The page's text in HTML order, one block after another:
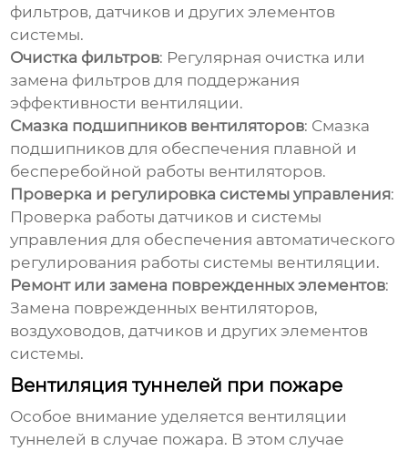
фильтров, датчиков и других элементов
системы.
Очистка фильтров: Регулярная очистка или
замена фильтров для поддержания
эффективности вентиляции.
Смазка подшипников вентиляторов: Смазка
подшипников для обеспечения плавной и
бесперебойной работы вентиляторов.
Проверка и регулировка системы управления:
Проверка работы датчиков и системы
управления для обеспечения автоматического
регулирования работы системы вентиляции.
Ремонт или замена поврежденных элементов:
Замена поврежденных вентиляторов,
воздуховодов, датчиков и других элементов
системы.
Вентиляция туннелей при пожаре
Особое внимание уделяется вентиляции
туннелей в случае пожара. В этом случае